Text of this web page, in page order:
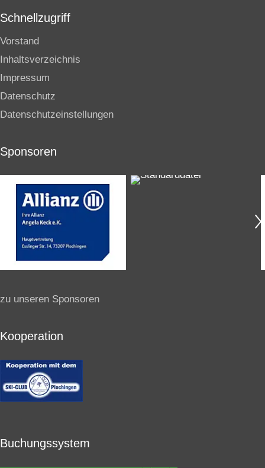
Schnellzugriff
Vorstand
Inhaltsverzeichnis
Impressum
Datenschutz
Datenschutzeinstellungen
Sponsoren
zu unseren Sponsoren
Kooperation
Buchungssystem